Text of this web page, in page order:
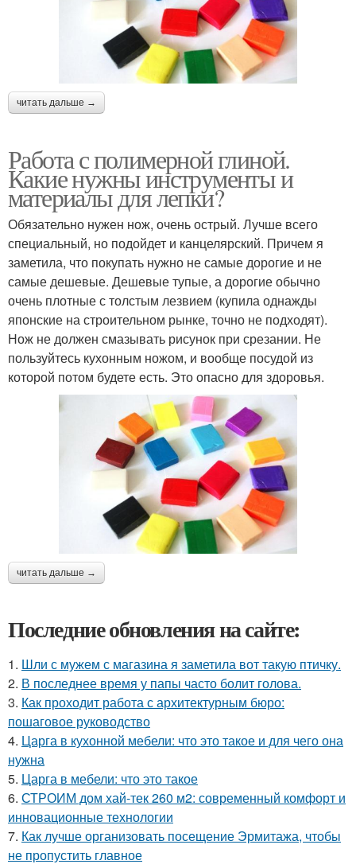
читать дальше →
Работа с полимерной глиной.
Какие нужны инструменты и
материалы для лепки?
Обязательно нужен нож, очень острый. Лучше всего
специальный, но подойдет и канцелярский. Причем я
заметила, что покупать нужно не самые дорогие и не
самые дешевые. Дешевые тупые, а дорогие обычно
очень плотные с толстым лезвием (купила однажды
японские на строительном рынке, точно не подходят).
Нож не должен смазывать рисунок при срезании. Не
пользуйтесь кухонным ножом, и вообще посудой из
которой потом будете есть. Это опасно для здоровья.
читать дальше →
Последние обновления на сайте:
1. Шли с мужем с магазина я заметила вот такую птичку.
2. В последнее время у папы часто болит голова.
3. Как проходит работа с архитектурным бюро:
пошаговое руководство
4. Царга в кухонной мебели: что это такое и для чего она
нужна
5. Царга в мебели: что это такое
6. СТРОИМ дом хай-тек 260 м2: современный комфорт и
инновационные технологии
7. Как лучше организовать посещение Эрмитажа, чтобы
не пропустить главное